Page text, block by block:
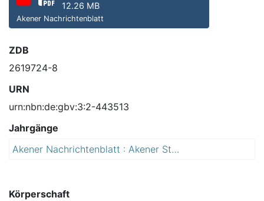
12.26 MB
Akener Nachrichtenblatt
ZDB
2619724-8
URN
urn:nbn:de:gbv:3:2-443513
Jahrgänge
Akener Nachrichtenblatt : Akener Stadtanzeiger und Amtsblatt für die Stadt Aken (Elbe) einschließlich der Ortschaften Mennewitz, Kleinzerbst, Kühren und Susigke
Körperschaft